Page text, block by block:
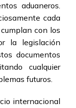
aduaneros.
cada
con los
la legislación
documentos
cualquier
futuros.
internacional